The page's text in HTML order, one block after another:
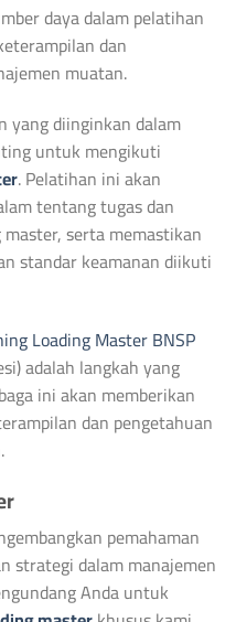
daya dalam pelatihan
dan
muatan.
yang diinginkan dalam
untuk mengikuti
. Pelatihan ini akan
tentang tugas dan
serta memastikan
standar keamanan diikuti
Loading Master BNSP
adalah langkah yang
ini akan memberikan
dan pengetahuan
pemahaman
strategi dalam manajemen
Anda untuk